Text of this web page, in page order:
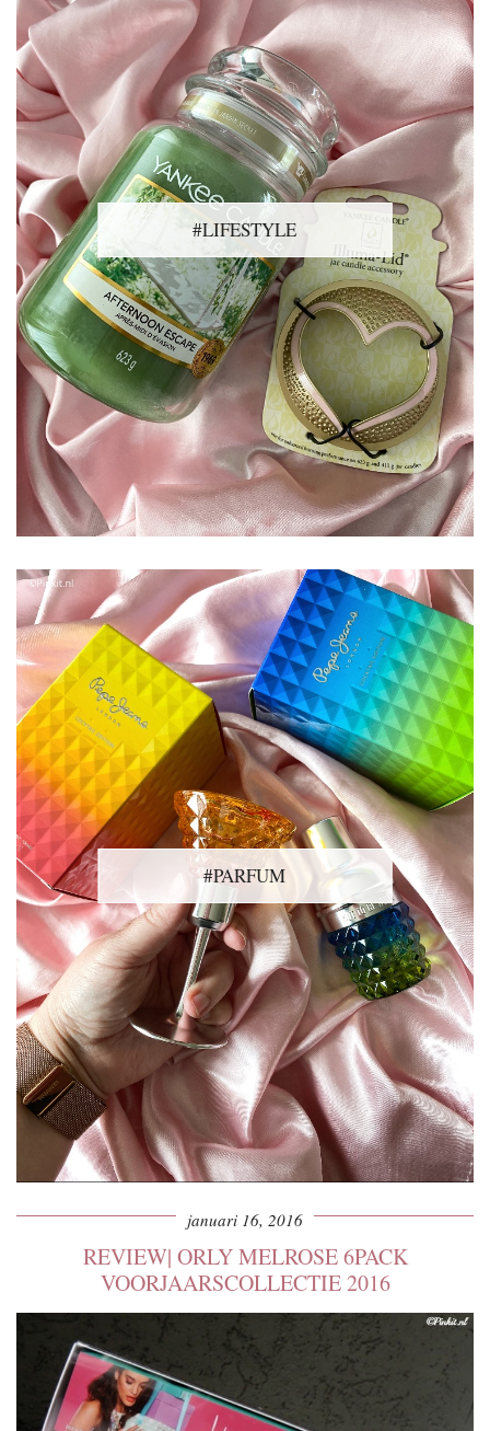
#LIFESTYLE
#PARFUM
januari 16, 2016
REVIEW| ORLY MELROSE 6PACK
VOORJAARSCOLLECTIE 2016